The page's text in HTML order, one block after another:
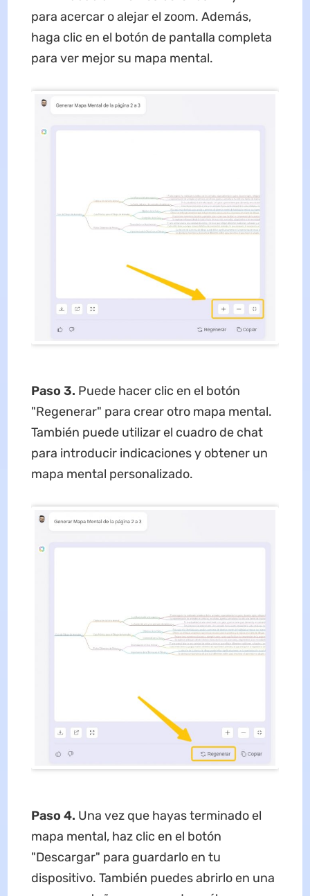
para acercar o alejar el zoom. Además,
haga clic en el botón de pantalla completa
para ver mejor su mapa mental.
Paso 3. Puede hacer clic en el botón
"Regenerar" para crear otro mapa mental.
También puede utilizar el cuadro de chat
para introducir indicaciones y obtener un
mapa mental personalizado.
Paso 4. Una vez que hayas terminado el
mapa mental, haz clic en el botón
"Descargar" para guardarlo en tu
dispositivo. También puedes abrirlo en una